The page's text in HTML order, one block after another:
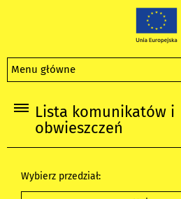
Menu główne
Lista komunikatów i
obwieszczeń
Wybierz przedział: